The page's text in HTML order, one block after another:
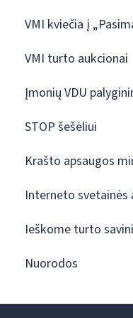
VMI kviečia į
VMI turto aukcionai
Įmonių VDU
STOP šešėliui
Krašto apsaugos
Interneto
Ieškome turto
Nuorodos